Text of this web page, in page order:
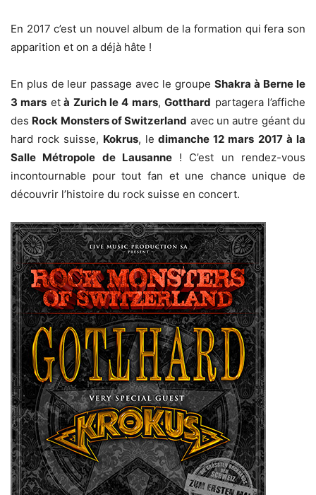
En 2017 c’est un nouvel album de la formation qui fera son
apparition et on a déjà hâte !
En plus de leur passage avec le groupe Shakra à Berne le
3 mars età Zurich le 4 mars,Gotthard partagera l’affiche
des Rock Monsters of Switzerland avec un autre géant du
hard rock suisse, Kokrus, le dimanche 12 mars 2017 à la
Salle Métropole de Lausanne! C’est un rendez-vous
incontournable pour tout fan et une chance unique de
découvrir l’histoire du rock suisse en concert.